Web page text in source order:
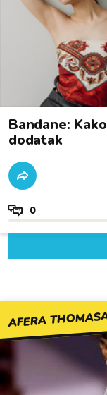
Bandane:
dodatak
0
AFERA